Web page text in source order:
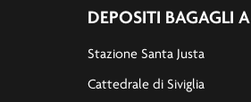
DEPOSITI BAGAGLI A
Stazione Santa Justa
Cattedrale di Siviglia